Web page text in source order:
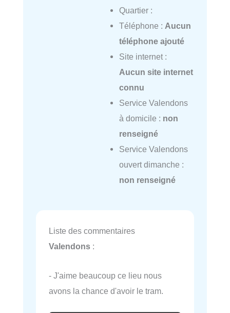
Quartier :
Téléphone : Aucun
téléphone ajouté
Site internet :
Aucun site internet
connu
Service Valendons
à domicile : non
renseigné
Service Valendons
ouvert dimanche :
non renseigné
Liste des commentaires
Valendons :
- J'aime beaucoup ce lieu nous
avons la chance d'avoir le tram.